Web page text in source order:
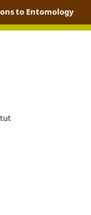
to Entomology